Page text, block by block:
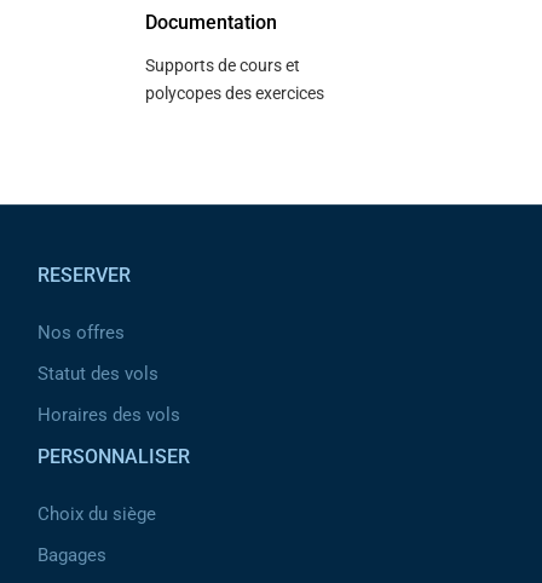
Documentation
Supports de cours et
polycopes des exercices
RESERVER
Nos offres
Statut des vols
Horaires des vols
PERSONNALISER
Choix du siège
Bagages